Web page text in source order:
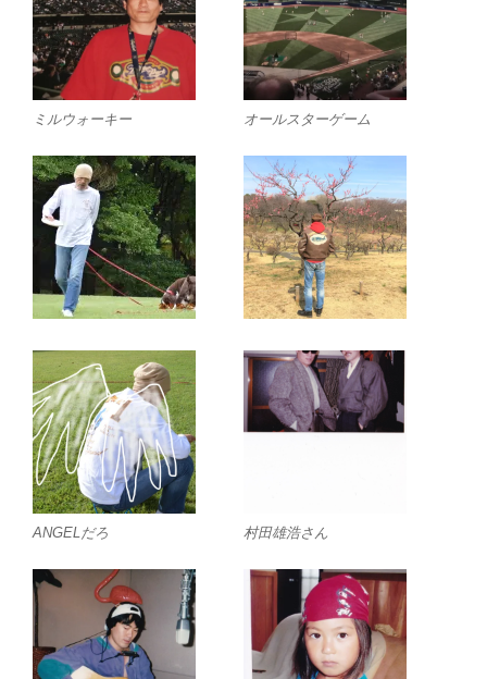
ミルウォーキー オールスターゲーム
ANGELだろ 村田雄浩さん